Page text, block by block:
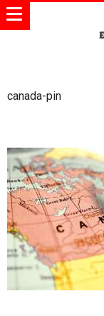
canada-pin